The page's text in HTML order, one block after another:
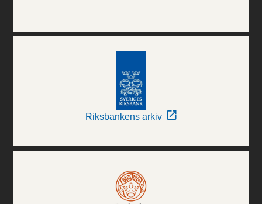
Riksbankens arkiv